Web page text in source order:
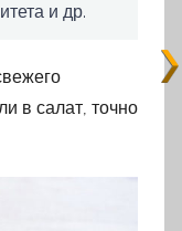
и др.
в салат, точно